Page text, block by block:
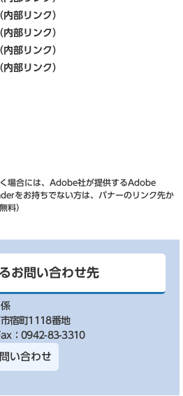
内部リンク）
内部リンク）
内部リンク）
内部リンク）
場合には、Adobe社が提供するAdobe
をお持ちでない方は、バナーのリンク先か
料）
お問い合わせ先
宿町1118番地
：0942-83-3310
い合わせ